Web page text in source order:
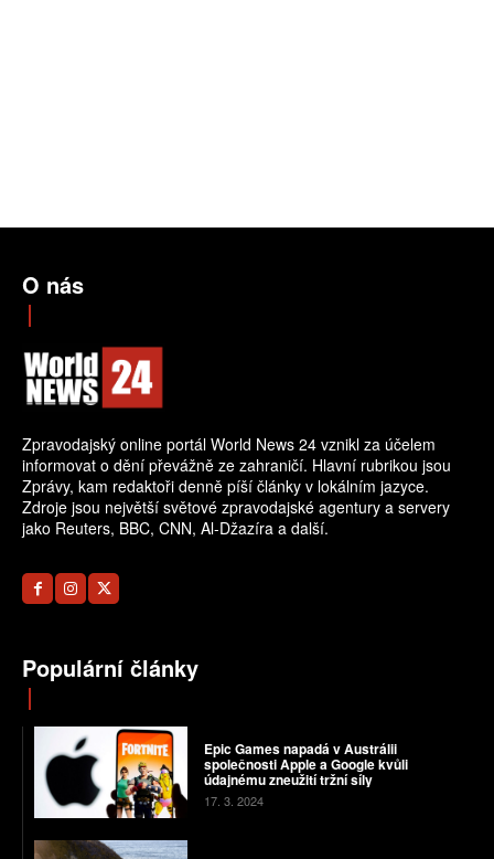
O nás
Zpravodajský online portál World News 24 vznikl za účelem
informovat o dění převážně ze zahraničí. Hlavní rubrikou jsou
Zprávy, kam redaktoři denně píší články v lokálním jazyce.
Zdroje jsou největší světové zpravodajské agentury a servery
jako Reuters, BBC, CNN, Al-Džazíra a další.
Populární články
Epic Games napadá v Austrálii
společnosti Apple a Google kvůli
údajnému zneužití tržní síly
17. 3. 2024